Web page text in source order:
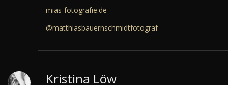
mias-fotografie.de
@matthiasbauernschmidtfotograf
Kristina Löw